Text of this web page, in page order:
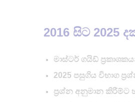
2016 සිට 2025
මාස්ටර් ගයිඩ්
2025 පසුගිය විභාග
ප්‍රශ්න අනුමාන කිරීම්ට